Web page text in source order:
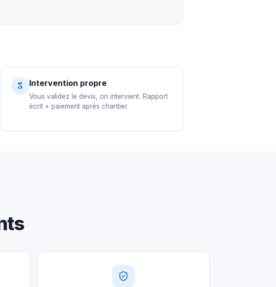
3 Intervention propre
Vous validez le devis, on intervient. Rapport
écrit + paiement après chantier.